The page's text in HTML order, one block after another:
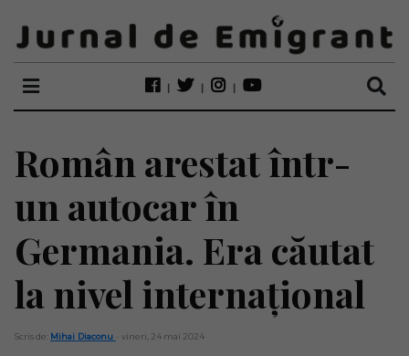
Român arestat într-
un autocar în
Germania. Era căutat
la nivel internațional
Scris de: Mihai Diaconu - vineri, 24 mai 2024